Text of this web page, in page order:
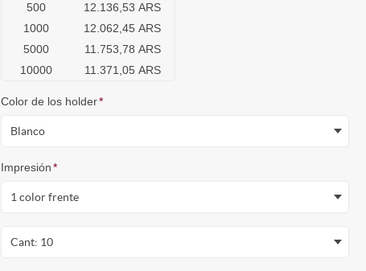
500
12.136,53 ARS
1000
12.062,45 ARS
5000
11.753,78 ARS
10000
11.371,05 ARS
Color de los holder*
Blanco
Impresión*
1 color frente
Cant: 10